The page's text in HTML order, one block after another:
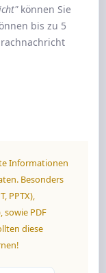
können Sie
bis zu 5
Informationen
Besonders
PPTX),
sowie PDF
diese